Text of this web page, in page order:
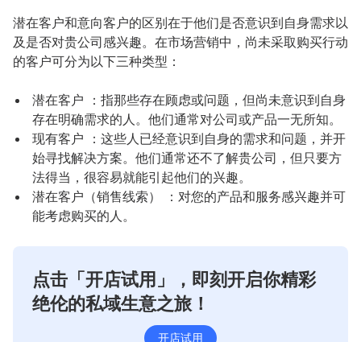
潜在客户和意向客户的区别在于他们是否意识到自身需求以
及是否对贵公司感兴趣。在市场营销中，尚未采取购买行动
的客户可分为以下三种类型：
潜在客户 ：指那些存在顾虑或问题，但尚未意识到自身
存在明确需求的人。他们通常对公司或产品一无所知。
现有客户 ：这些人已经意识到自身的需求和问题，并开
始寻找解决方案。他们通常还不了解贵公司，但只要方
法得当，很容易就能引起他们的兴趣。
潜在客户（销售线索） ：对您的产品和服务感兴趣并可
能考虑购买的人。
点击「开店试用」，即刻开启你精彩
绝伦的私域生意之旅！
开店试用